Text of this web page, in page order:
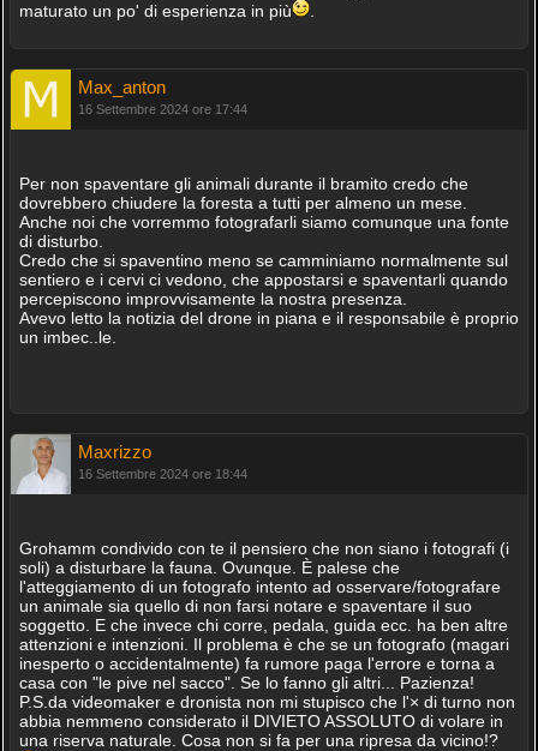
maturato un po' di esperienza in più
.
Max_anton
16 Settembre 2024 ore 17:44
Per non spaventare gli animali durante il bramito credo che
dovrebbero chiudere la foresta a tutti per almeno un mese.
Anche noi che vorremmo fotografarli siamo comunque una fonte
di disturbo.
Credo che si spaventino meno se camminiamo normalmente sul
sentiero e i cervi ci vedono, che appostarsi e spaventarli quando
percepiscono improvvisamente la nostra presenza.
Avevo letto la notizia del drone in piana e il responsabile è proprio
un imbec..le.
Maxrizzo
16 Settembre 2024 ore 18:44
Grohamm condivido con te il pensiero che non siano i fotografi (i
soli) a disturbare la fauna. Ovunque. È palese che
l'atteggiamento di un fotografo intento ad osservare/fotografare
un animale sia quello di non farsi notare e spaventare il suo
soggetto. E che invece chi corre, pedala, guida ecc. ha ben altre
attenzioni e intenzioni. Il problema è che se un fotografo (magari
inesperto o accidentalmente) fa rumore paga l'errore e torna a
casa con "le pive nel sacco". Se lo fanno gli altri... Pazienza!
P.S.da videomaker e dronista non mi stupisco che l'× di turno non
abbia nemmeno considerato il DIVIETO ASSOLUTO di volare in
una riserva naturale. Cosa non si fa per una ripresa da vicino!?